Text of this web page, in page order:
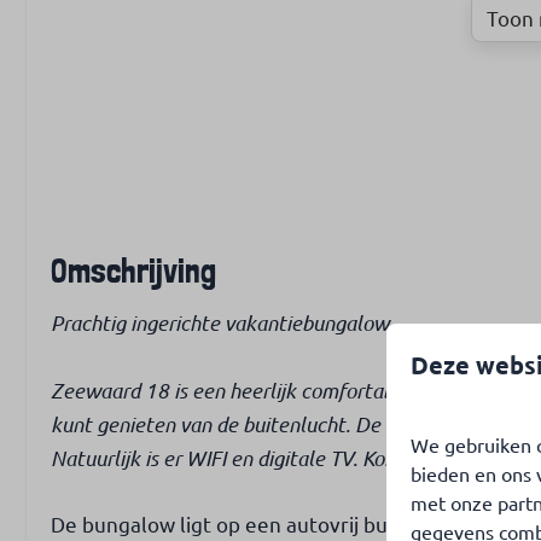
Aantal eenpersoonsbedden: 4
Gratis WiFi
Nederlandse & internationale
Toegankelijkheid
Slaapkamer
Badkamer
Toon
Omschrijving
Prachtig ingerichte vakantiebungalow.
Zeewaard 18 is een heerlijk comfortabel ingerichte
kunt genieten van de buitenlucht. De inrichting is
Natuurlijk is er WIFI en digitale TV. Kortom heerlijke
De bungalow ligt op een autovrij bungalowpark,
Deze
We gebruiken
bieden en ons
met onze
gegevens